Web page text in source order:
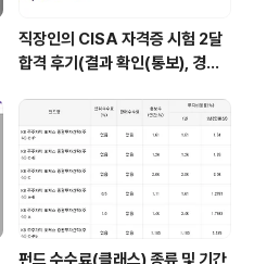
직장인의 CISA 자격증 시험 2달
합격 후기(결과 확인(통보), 경력